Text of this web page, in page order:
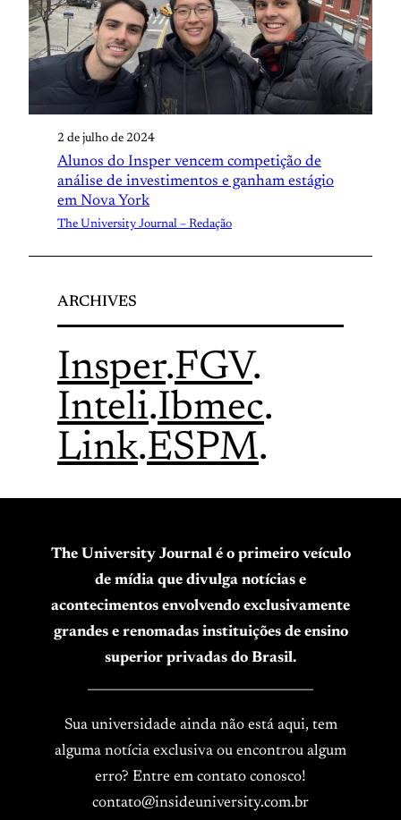
2 de julho de 2024
Alunos do Insper vencem competição de
análise de investimentos e ganham estágio
em Nova York
The University Journal – Redação
ARCHIVES
Insper.FGV.
Inteli.Ibmec.
Link.ESPM.
The University Journal é o primeiro veículo
de mídia que divulga notícias e
acontecimentos envolvendo exclusivamente
grandes e renomadas instituições de ensino
superior privadas do Brasil.
Sua universidade ainda não está aqui, tem
alguma notícia exclusiva ou encontrou algum
erro? Entre em contato conosco!
contato@insideuniversity.com.br